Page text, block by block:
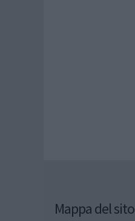
Mappa del sito